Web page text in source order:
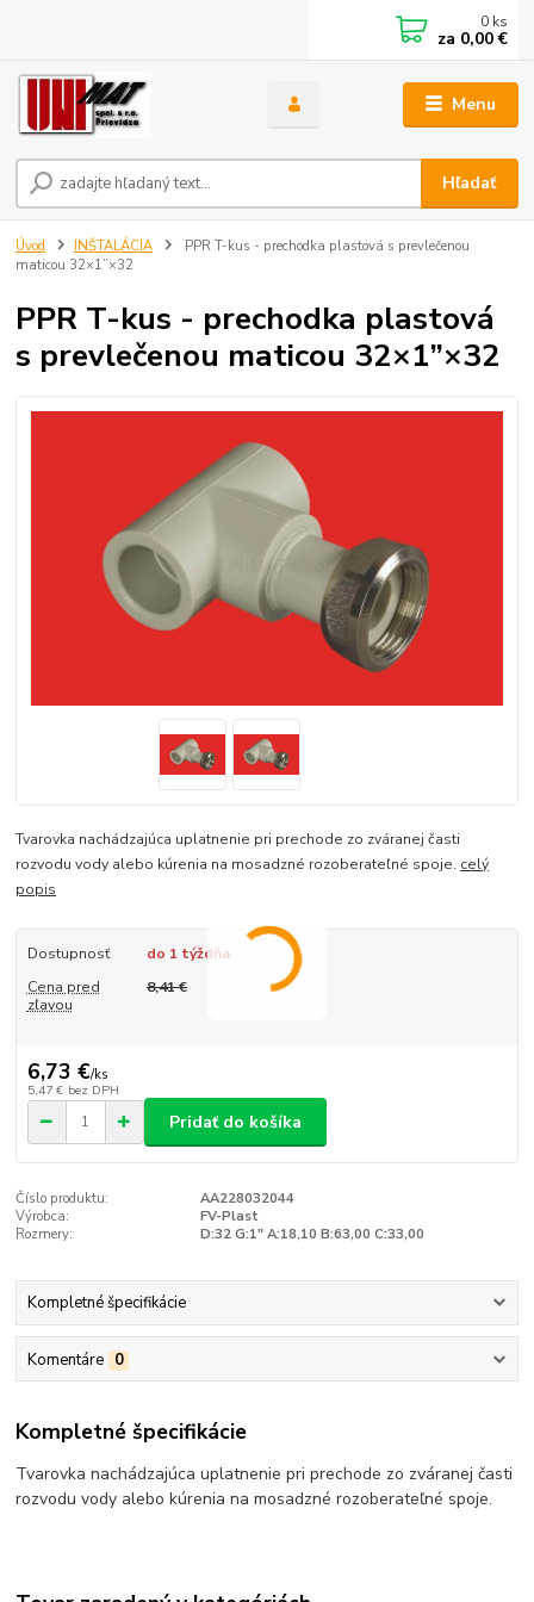
Menu
Hľadať
0 ks
za 0,00 €
Úvod INŠTALÁCIA
PPR T-kus - prechodka plastová s prevlečenou
maticou 32×1”×32
PPR T-kus - prechodka plastová
s prevlečenou maticou 32×1”×32
Tvarovka nachádzajúca uplatnenie pri prechode zo zváranej časti
rozvodu vody alebo kúrenia na mosadzné rozoberateľné spoje. celý
popis
Dostupnosť
do 1 týždňa
Cena pred
zľavou
8,41 €
6,73 €/ks
5,47 € bez DPH
Pridať do košíka
Číslo produktu:
AA228032044
Výrobca:
FV-Plast
Rozmery:
D:32 G:1" A:18,10 B:63,00 C:33,00
Kompletné špecifikácie
Komentáre 0
Kompletné špecifikácie
Tvarovka nachádzajúca uplatnenie pri prechode zo zváranej časti
rozvodu vody alebo kúrenia na mosadzné rozoberateľné spoje.